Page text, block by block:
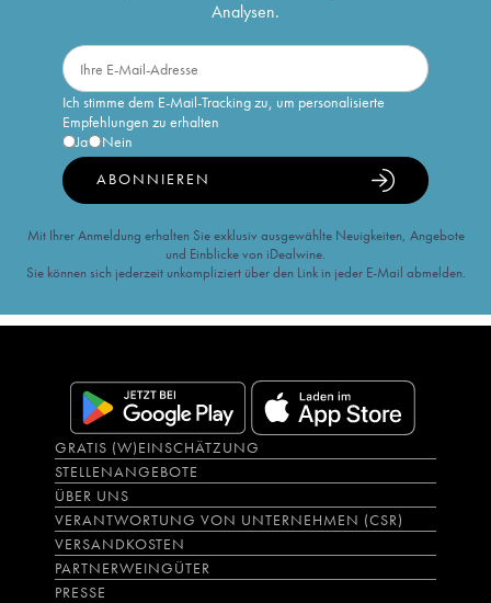
Analysen.
Ich stimme dem E-Mail-Tracking zu, um personalisierte
Empfehlungen zu erhalten
Ja
Nein
ABONNIEREN
Mit Ihrer Anmeldung erhalten Sie exklusiv ausgewählte Neuigkeiten, Angebote
und Einblicke von iDealwine.
Sie können sich jederzeit unkompliziert über den Link in jeder E-Mail abmelden.
GRATIS (W)EINSCHÄTZUNG
STELLENANGEBOTE
ÜBER UNS
VERANTWORTUNG VON UNTERNEHMEN (CSR)
VERSANDKOSTEN
PARTNERWEINGÜTER
PRESSE